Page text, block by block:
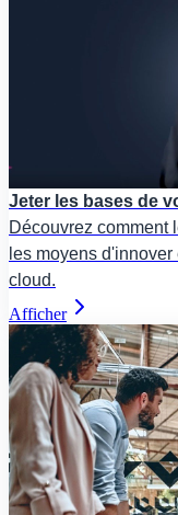
Jeter les bases de
Découvrez comment
les moyens
cloud.
Afficher